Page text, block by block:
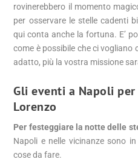
rovinerebbero il momento
per osservare le stelle cadenti
qui conta anche la fortuna. E’
come è possibile che ci vogliano
adatto, più la vostra missione
Gli eventi a Napoli
Lorenzo
Per festeggiare la notte delle
Napoli e nelle vicinanze sono
cose da fare.